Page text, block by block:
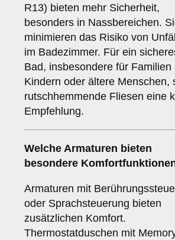
R13) bieten mehr Sicherheit,
besonders in Nassbereichen.
minimieren das Risiko von
im Badezimmer. Für ein
Bad, insbesondere für Familien
Kindern oder ältere Menschen,
rutschhemmende Fliesen eine
Empfehlung.
Welche Armaturen bieten
besondere
Armaturen mit
oder Sprachsteuerung bieten
zusätzlichen Komfort.
Thermostatduschen mit